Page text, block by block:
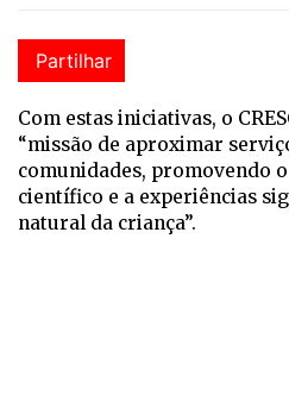
Partilhar
Com estas iniciativas, o
“missão de aproximar
comunidades, promovendo
científico e a experiências
natural da criança”.